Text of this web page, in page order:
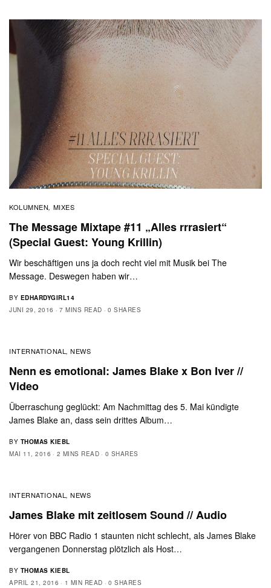
KOLUMNEN, MIXES
The Message Mixtape #11 „Alles rrrasiert“
(Special Guest: Young Krillin)
Wir beschäftigen uns ja doch recht viel mit Musik bei The
Message. Deswegen haben wir…
BY EDHARDYGIRL14
JUNI 29, 2016
7 MINS READ 0 SHARES
INTERNATIONAL,NEWS
Nenn es emotional: James Blake x Bon Iver //
Video
Überraschung geglückt: Am Nachmittag des 5. Mai kündigte
James Blake an, dass sein drittes Album…
BY THOMAS KIEBL
MAI 11, 2016
2 MINS READ 0 SHARES
INTERNATIONAL,NEWS
James Blake mit zeitlosem Sound // Audio
Hörer von BBC Radio 1 staunten nicht schlecht, als James Blake
vergangenen Donnerstag plötzlich als Host…
BY THOMAS KIEBL
APRIL 21, 2016
1 MIN READ 0 SHARES